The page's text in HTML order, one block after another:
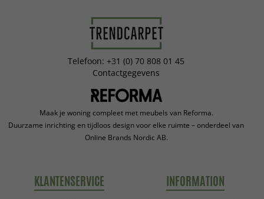
Telefoon: +31 (0) 70 808 01 45
Contactgegevens
Maak je woning compleet met meubels van Reforma.
Duurzame inrichting en tijdloos design voor elke ruimte – onderdeel van
Online Brands Nordic AB.
KLANTENSERVICE INFORMATION